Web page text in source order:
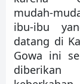
mudah-
ibu-ibu
datang di
Gowa ini
diberikan